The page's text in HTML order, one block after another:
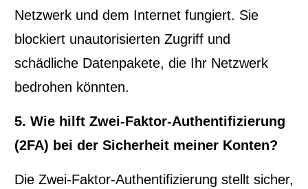
Netzwerk und dem Internet fungiert. Sie
blockiert unautorisierten Zugriff und
schädliche Datenpakete, die Ihr Netzwerk
bedrohen könnten.
5. Wie hilft Zwei-Faktor-Authentifizierung
(2FA) bei der Sicherheit meiner Konten?
Die Zwei-Faktor-Authentifizierung stellt sicher,